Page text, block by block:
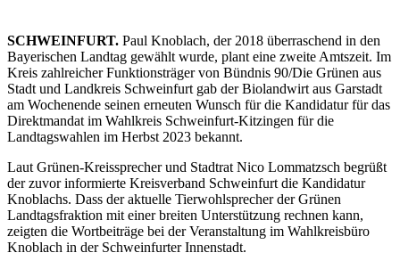
SCHWEINFURT. Paul Knoblach, der 2018 überraschend in den
Bayerischen Landtag gewählt wurde, plant eine zweite Amtszeit. Im
Kreis zahlreicher Funktionsträger von Bündnis 90/Die Grünen aus
Stadt und Landkreis Schweinfurt gab der Biolandwirt aus Garstadt
am Wochenende seinen erneuten Wunsch für die Kandidatur für das
Direktmandat im Wahlkreis Schweinfurt-Kitzingen für die
Landtagswahlen im Herbst 2023 bekannt.
Laut Grünen-Kreissprecher und Stadtrat Nico Lommatzsch begrüßt
der zuvor informierte Kreisverband Schweinfurt die Kandidatur
Knoblachs. Dass der aktuelle Tierwohlsprecher der Grünen
Landtagsfraktion mit einer breiten Unterstützung rechnen kann,
zeigten die Wortbeiträge bei der Veranstaltung im Wahlkreisbüro
Knoblach in der Schweinfurter Innenstadt.